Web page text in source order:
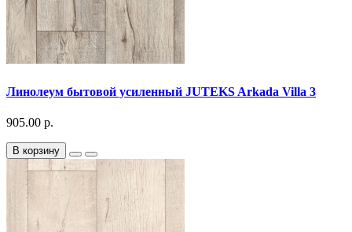
Линолеум бытовой усиленный JUTEKS Arkada Villa 3
905.00 р.
В корзину